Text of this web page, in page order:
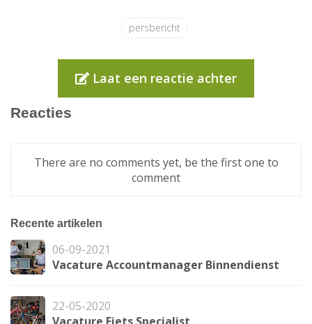
persbericht
Laat een reactie achter
Reacties
There are no comments yet, be the first one to
comment
Recente artikelen
06-09-2021
Vacature Accountmanager Binnendienst
22-05-2020